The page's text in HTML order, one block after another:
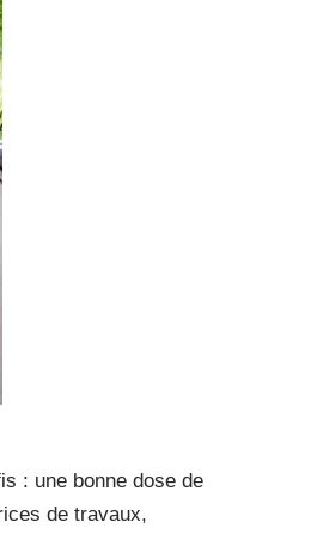
: une bonne dose de
de travaux,